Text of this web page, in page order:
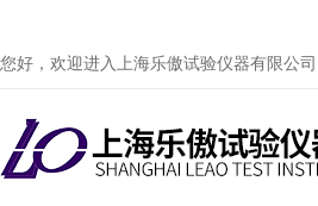
您好，欢迎进入上海乐傲试验仪器有限公司